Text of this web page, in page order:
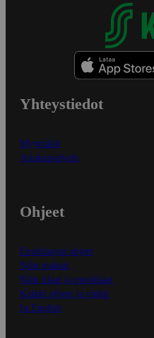
Yhteystiedot
Myymälät
Asiakaspalvelu
Ohjeet
Ensitilaajan ohjeet
Näin maksat
Näin tilaat ja muokkaat
Kaikki ohjeet ja vinkit
In English